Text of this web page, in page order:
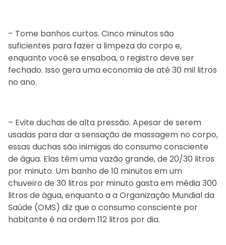
– Tome banhos curtos. Cinco minutos são
suficientes para fazer a limpeza do corpo e,
enquanto você se ensaboa, o registro deve ser
fechado. Isso gera uma economia de até 30 mil litros
no ano.
– Evite duchas de alta pressão. Apesar de serem
usadas para dar a sensação de massagem no corpo,
essas duchas são inimigas do consumo consciente
de água. Elas têm uma vazão grande, de 20/30 litros
por minuto. Um banho de 10 minutos em um
chuveiro de 30 litros por minuto gasta em média 300
litros de água, enquanto a a Organização Mundial da
Saúde (OMS) diz que o consumo consciente por
habitante é na ordem 112 litros por dia.